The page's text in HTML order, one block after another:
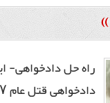
»
راه حل دادخواهی-
دادخواهی قتل عام ۶۷ سیامک نادری